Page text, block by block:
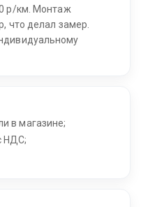
р/км. Монтаж
что делал замер.
в магазине;
НДС;